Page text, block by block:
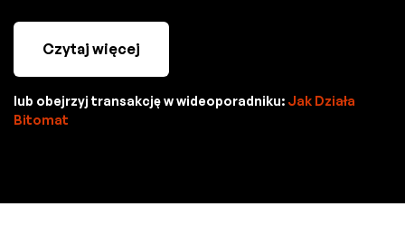
Czytaj więcej
lub obejrzyj transakcję w wideoporadniku: Jak Działa
Bitomat